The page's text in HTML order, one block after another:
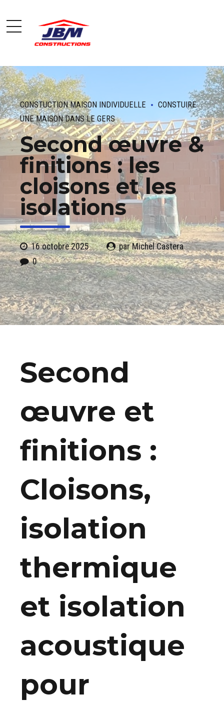
CONSTUCTION MAISON INDIVIDUELLE
CONSTUIRE
UNE MAISON DANS LE GERS
Second œuvre &
finitions : les
cloisons et les
isolations
16 octobre 2025
par Michel Castera
0
Second
œuvre et
finitions :
Cloisons,
isolation
thermique
et isolation
acoustique
pour